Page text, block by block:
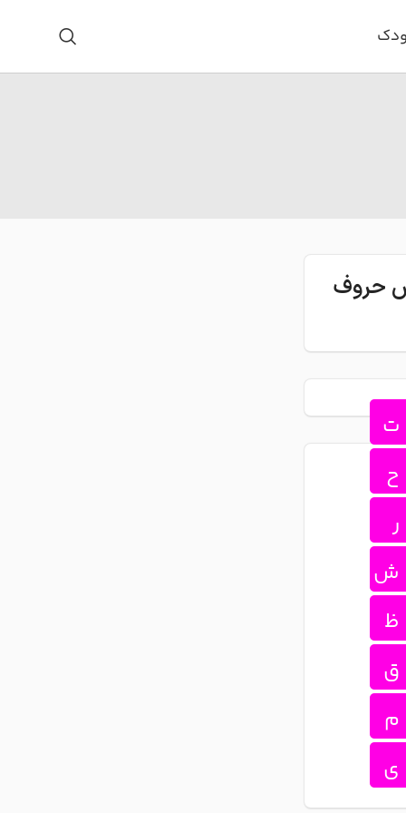
حروف
ت
ح
ر
ش
ظ
ق
م
ی